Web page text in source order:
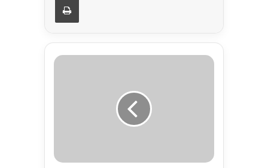
বাং
কৃ